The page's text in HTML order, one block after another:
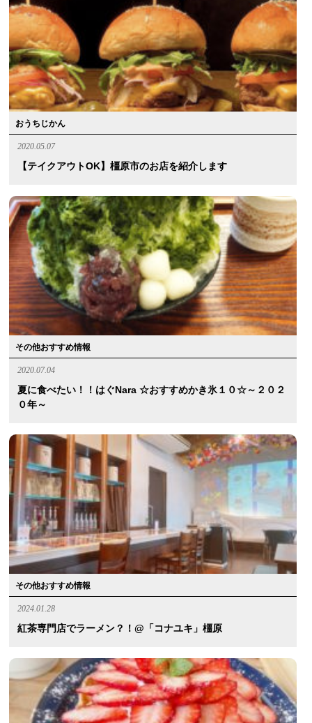
おうちじかん
2020.05.07
【テイクアウトOK】橿原市のお店を紹介します
その他おすすめ情報
2020.07.04
夏に食べたい！！はぐnara ☆おすすめかき氷１０☆～２０２
０年～
その他おすすめ情報
2024.01.28
紅茶専門店でラーメン？！@「コナユキ」橿原